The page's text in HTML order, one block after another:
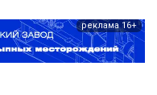
реклама 16+